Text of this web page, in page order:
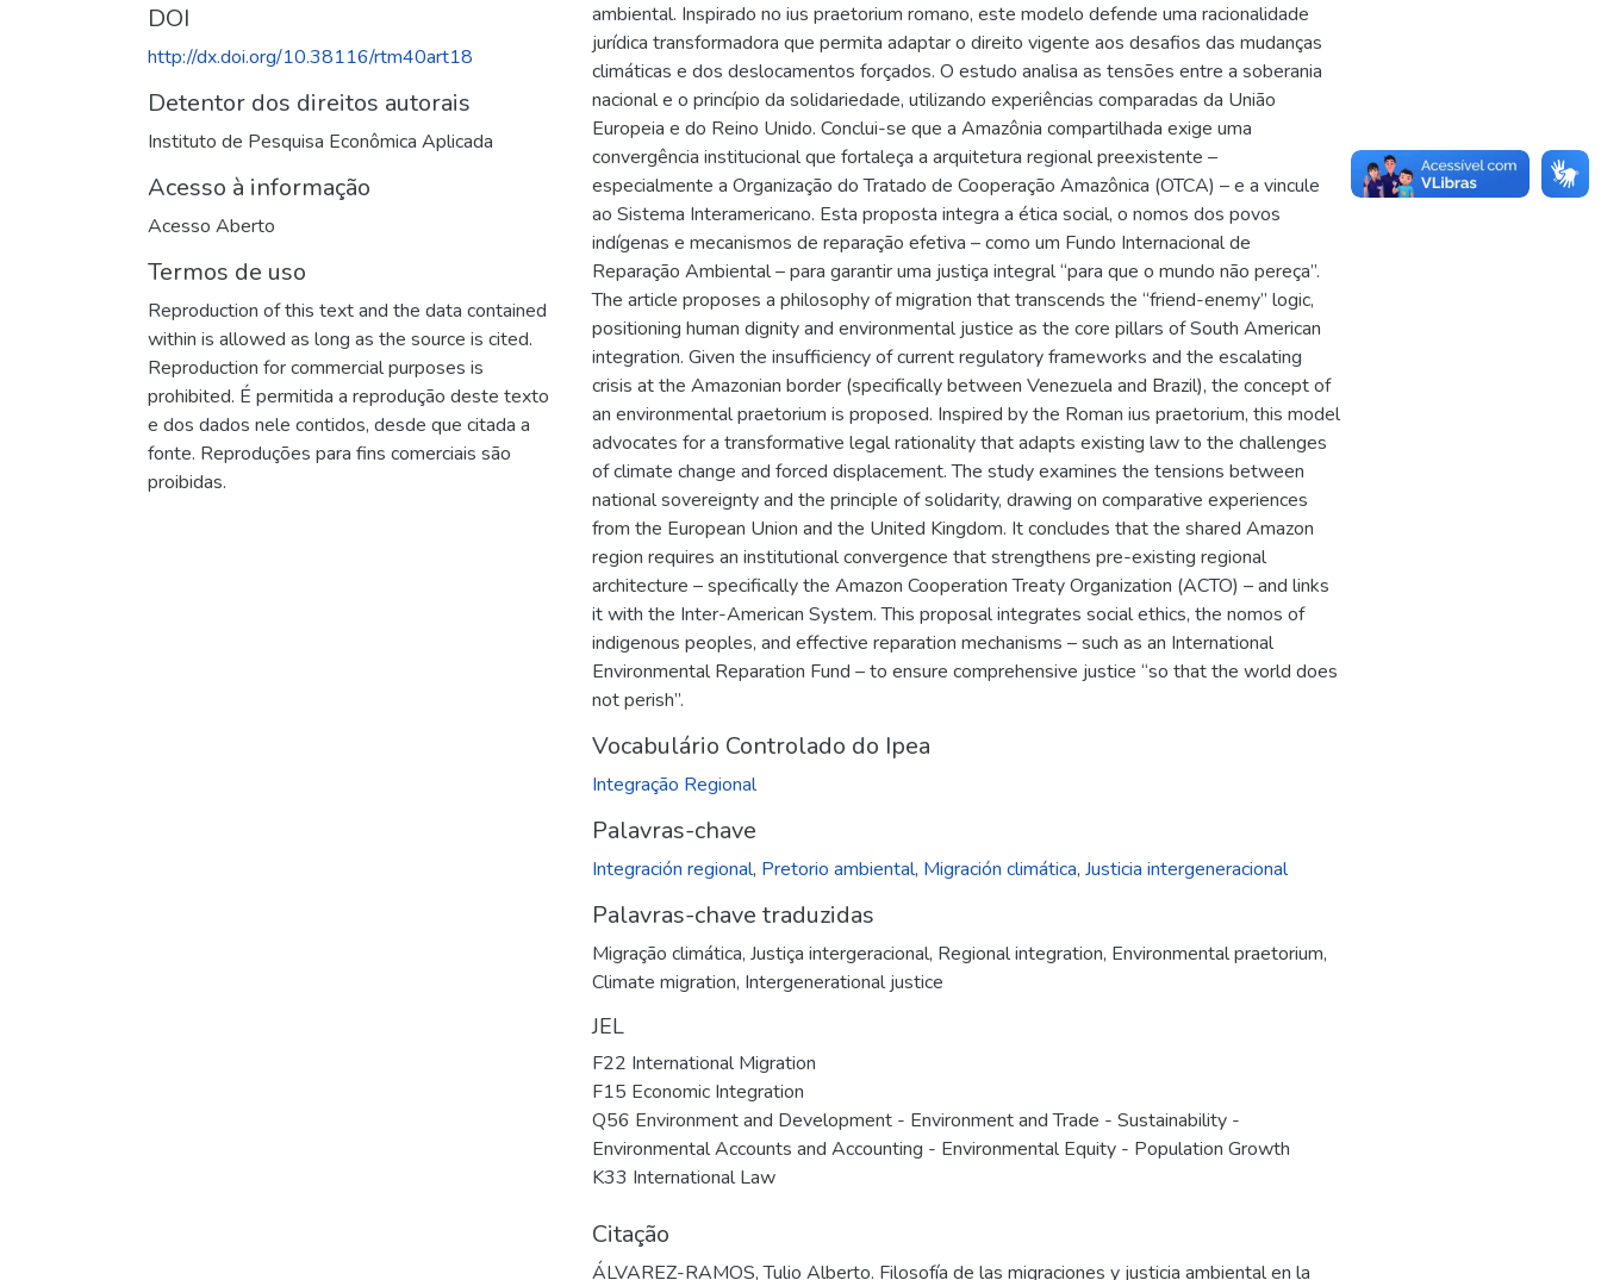
DOI
http://dx.doi.org/10.38116/rtm40art18
Detentor dos direitos autorais
Instituto de Pesquisa Econômica Aplicada
Acesso à informação
Acesso Aberto
Termos de uso
Reproduction of this text and the data contained
within is allowed as long as the source is cited.
Reproduction for commercial purposes is
prohibited. É permitida a reprodução deste texto
e dos dados nele contidos, desde que citada a
fonte. Reproduções para fins comerciais são
proibidas.
ambiental. Inspirado no ius praetorium romano, este modelo defende uma racionalidade
jurídica transformadora que permita adaptar o direito vigente aos desafios das mudanças
climáticas e dos deslocamentos forçados. O estudo analisa as tensões entre a soberania
nacional e o princípio da solidariedade, utilizando experiências comparadas da União
Europeia e do Reino Unido. Conclui-se que a Amazônia compartilhada exige uma
convergência institucional que fortaleça a arquitetura regional preexistente –
especialmente a Organização do Tratado de Cooperação Amazônica (OTCA) – e a vincule
ao Sistema Interamericano. Esta proposta integra a ética social, o nomos dos povos
indígenas e mecanismos de reparação efetiva – como um Fundo Internacional de
Reparação Ambiental – para garantir uma justiça integral “para que o mundo não pereça”.
The article proposes a philosophy of migration that transcends the “friend-enemy” logic,
positioning human dignity and environmental justice as the core pillars of South American
integration. Given the insufficiency of current regulatory frameworks and the escalating
crisis at the Amazonian border (specifically between Venezuela and Brazil), the concept of
an environmental praetorium is proposed. Inspired by the Roman ius praetorium, this model
advocates for a transformative legal rationality that adapts existing law to the challenges
of climate change and forced displacement. The study examines the tensions between
national sovereignty and the principle of solidarity, drawing on comparative experiences
from the European Union and the United Kingdom. It concludes that the shared Amazon
region requires an institutional convergence that strengthens pre-existing regional
architecture – specifically the Amazon Cooperation Treaty Organization (ACTO) – and links
it with the Inter-American System. This proposal integrates social ethics, the nomos of
indigenous peoples, and effective reparation mechanisms – such as an International
Environmental Reparation Fund – to ensure comprehensive justice “so that the world does
not perish”.
Vocabulário Controlado do Ipea
Integração Regional
Palavras-chave
Integración regional, Pretorio ambiental, Migración climática,Justicia intergeneracional
Palavras-chave traduzidas
Migração climática,Justiça intergeracional, Regional integration, Environmental praetorium,
Climate migration, Intergenerational justice
JEL
F22 International Migration
F15 Economic Integration
Q56 Environment and Development - Environment and Trade - Sustainability -
Environmental Accounts and Accounting - Environmental Equity - Population Growth
K33 International Law
Citação
ÁLVAREZ-RAMOS, Tulio Alberto. Filosofía de las migraciones y justicia ambiental en la